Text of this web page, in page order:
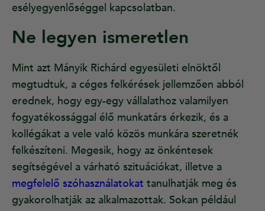
esélyegyenlőséggel kapcsolatban.
Ne legyen ismeretlen
Mint azt Mányik Richárd egyesületi elnöktől
megtudtuk, a céges felkérések jellemzően abból
erednek, hogy egy-egy vállalathoz valamilyen
fogyatékossággal élő munkatárs érkezik, és a
kollégákat a vele való közös munkára szeretnék
felkészíteni. Megesik, hogy az önkéntesek
segítségével a várható szituációkat, illetve a
megfelelő szóhasználatokat tanulhatják meg és
gyakorolhatják az alkalmazottak. Sokan például